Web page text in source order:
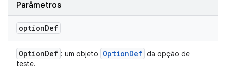
Parâmetros
optionDef
OptionDef : um objeto OptionDef da opção de
teste.